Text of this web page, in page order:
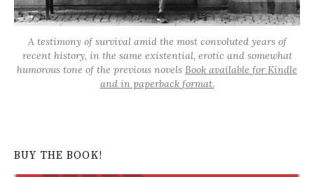
A testimony of survival amid the most convoluted years of
recent history, in the same existential, erotic and somewhat
humorous tone of the previous novels Book available for Kindle
and in paperback format.
BUY THE BOOK!